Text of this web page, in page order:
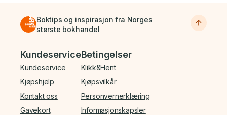
Boktips og inspirasjon fra Norges
største bokhandel
Bunnmeny
Kundeservice
Kundeservice
Kjøpshjelp
Kontakt oss
Gavekort
Betingelser
Klikk&Hent
Kjøpsvilkår
Personvernerklæring
Informasjonskapsler